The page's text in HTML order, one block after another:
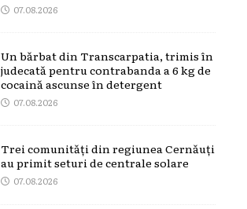
07.08.2026
Un bărbat din Transcarpatia, trimis în
judecată pentru contrabanda a 6 kg de
cocaină ascunse în detergent
07.08.2026
Trei comunități din regiunea Cernăuți
au primit seturi de centrale solare
07.08.2026